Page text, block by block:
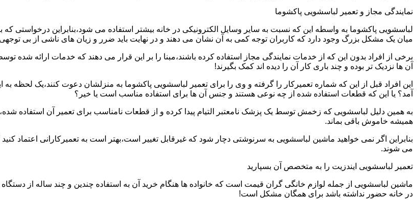
نمایندگی مجاز و تعمیر لباسشویی پاکشوما
لباسشویی پاکشوما به واسطه این که نسبت به سایر وسایل الکترونیکی در خانه بیشتر استفاده می شود،بنابراین درخواستی
میان یک مشکل بزرگ وجود دارد که کاربران توجه کمی به آن نشان می دهند و در نهایت باید ضرر و زیان های ناشی از بی توجهی
برخی از افراد بدون این که از خدمات نمایندگی مجاز استفاده کرده باشند،مبنا را بر این قرار می دهند که خدمات ارائه شده
آن ها نزدیک تر بوده و چند باری کار آن را دیده اند کمک بگیرند!
این افراد قبل از این که شماره تعمیرکار را گرفته و وی را برای تعمیر لباسشویی پاکشوما به منزلشان دعوت کنند،یک لحظه
آمد؟ یا این که قطعات استفاده شده از چه نوعی هستند و جنس آن ها برای استفاده مناسب است یا خیر؟
به همین دلیل لباسشویی که زخمش توسط یک پزشک نامعتبر التیام پیدا کرده و از قطعات نامناسب برای تعمیر آن استفاده
همیشه خاموش باقی بماند.
بنابراین اگر نمی خواهید ماشین لباسشویی به سرنوشتی دچار شود که غیرقابل تغییر است،بهتر است به تعمیرکارانی اعتماد
می شوند.
تعمیر لباسشویی ایندزیت را به متخصص آن بسپارید
ماشین لباسشویی از جمله لوازم خانگی گران قیمت است که خانواده ها هنگام خرید آن به استفاده چندین و چند ساله از
در خانه حضور نداشته باشد برای همگان مشکل است!